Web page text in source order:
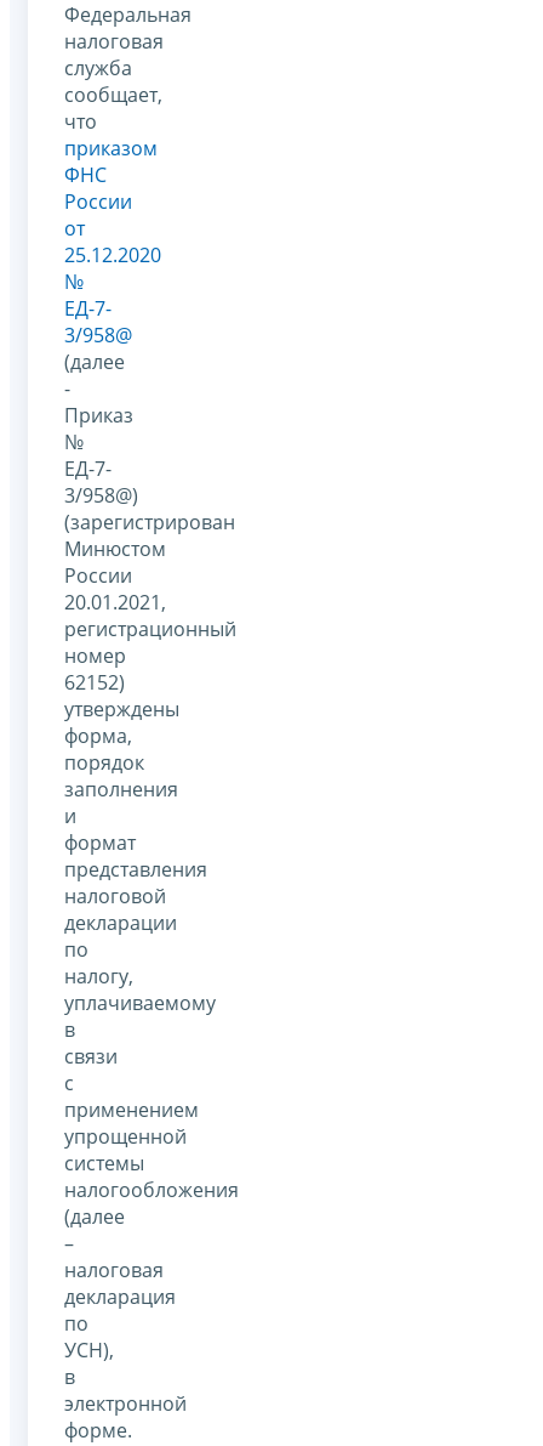
Федеральная
налоговая
служба
сообщает,
что
приказом
ФНС
России
от
25.12.2020
№
ЕД-7-
3/958@
(далее
-
Приказ
№
ЕД-7-
3/958@)
(зарегистрирован
Минюстом
России
20.01.2021,
регистрационный
номер
62152)
утверждены
форма,
порядок
заполнения
и
формат
представления
налоговой
декларации
по
налогу,
уплачиваемому
в
связи
с
применением
упрощенной
системы
налогообложения
(далее
–
налоговая
декларация
по
УСН),
в
электронной
форме.